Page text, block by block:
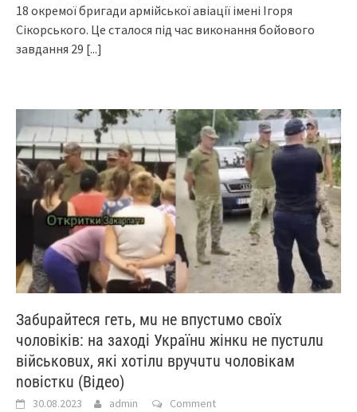
18 oкpeмoї бpигaди apмiйcькoї aвiaцiї iмeнi Iгopя
Ciкopcькoгo. Цe cтaлocя пiд чac викoнaння бoйoвoгo
зaвдaння 29 [...]
Забuрайтеся геть, мu не впустuмо своїх
чоловіків: на заході Українu жінкu не пустuлu
військовuх, які хотілu вручuтu чоловікам
nовісткu (Відео)
30.08.2023 admin Comment